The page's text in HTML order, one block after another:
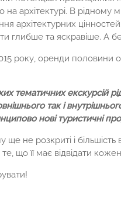
архітектурі. В рідному
архітектурних
глибше та яскравіше.
року, оренди половини
тематичних екскурсій
так і
нові туристичні
ще не розкриті і
що її має відвідати